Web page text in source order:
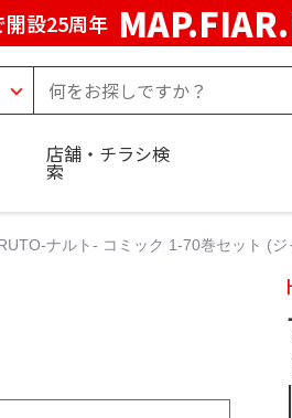
開設25周年
店舗・チラシ検
索
ナルト- コミック 1-70巻セット (